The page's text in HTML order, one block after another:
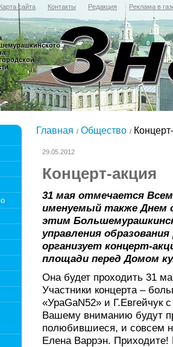
Карта сайта Контакты Редакция Реклама в
Главная Общество
29.05.2012
Концерт-акция
31 мая отмечается
именуемый также Днем
этим
управления
организует концерт-
площади перед Домом
Она будет проходить 31
Участники концерта –
«УраGaN52» и Г.Евгейчук
Вашему вниманию будут
полюбившиеся, и совсем
Елена Варрэн. Приходите!